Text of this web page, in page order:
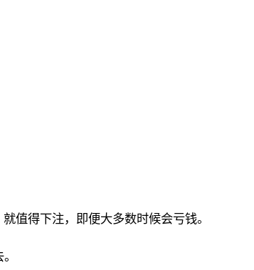
值得下注，即便大多数时候会亏钱。